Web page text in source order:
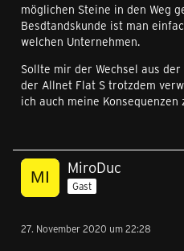
möglichen Steine in den Weg
Besdtandskunde ist man
welchen Unternehmen.
Sollte mir der Wechsel aus
der Allnet Flat S trotzdem
ich auch meine Konsequenzen
MiroDuc
Gast
27. November 2020 um 22:28